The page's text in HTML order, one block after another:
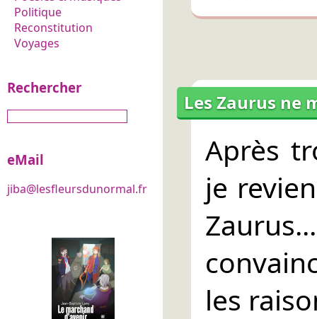
Politique
Reconstitution
Voyages
Rechercher
eMail
jiba@lesfleursdunormal.fr
Les Zaurus ne
Après
je
les